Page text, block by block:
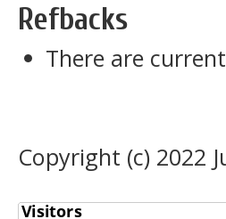
Refbacks
There are
Copyright (c) 2022